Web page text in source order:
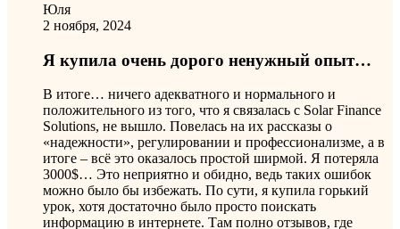
Юля
2 ноября, 2024
Я купила очень дорого ненужный опыт…
В итоге… ничего адекватного и нормального и
положительного из того, что я связалась с Solar Finance
Solutions, не вышло. Повелась на их рассказы о
«надежности», регулировании и профессионализме, а в
итоге – всё это оказалось простой ширмой. Я потеряла
3000$… Это неприятно и обидно, ведь таких ошибок
можно было бы избежать. По сути, я купила горький
урок, хотя достаточно было просто поискать
информацию в интернете. Там полно отзывов, где